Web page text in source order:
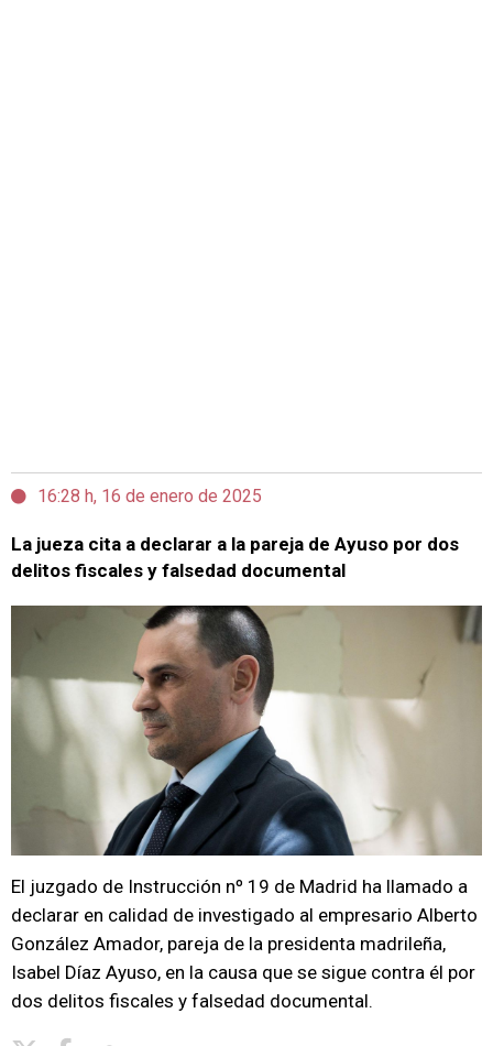
16:28 h, 16 de enero de 2025
La jueza cita a declarar a la pareja de Ayuso por dos
delitos fiscales y falsedad documental
El juzgado de Instrucción nº 19 de Madrid ha llamado a
declarar en calidad de investigado al empresario Alberto
González Amador, pareja de la presidenta madrileña,
Isabel Díaz Ayuso, en la causa que se sigue contra él por
dos delitos fiscales y falsedad documental.